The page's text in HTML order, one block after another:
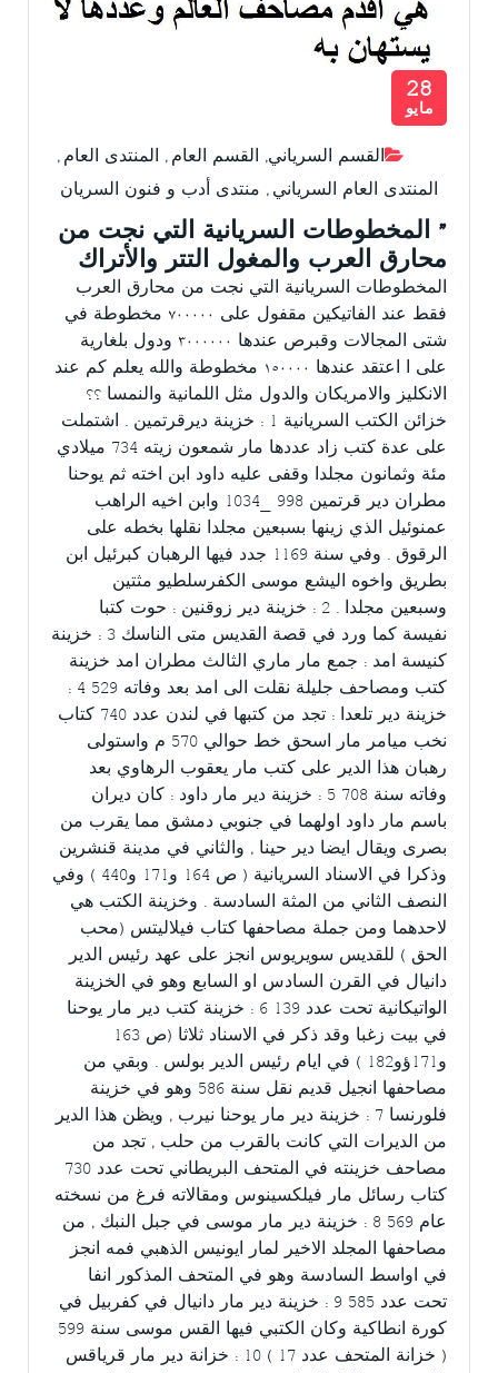
القسم السرياني, القسم العام , المنتدى العام ,
المنتدى العام السرياني , منتدى أدب و فنون السريان
28
مايو
” المخطوطات السريانية التي نجت من
محارق العرب والمغول التتر والأتراك
المخطوطات السريانية التي نجت من محارق العرب
فقط عند الفاتيكين مقفول على ٧٠٠٠٠٠ مخطوطة في
شتى المجالات وقبرص عندها ٣٠٠٠٠٠٠ ودول بلغارية
على ا اعتقد عندها ١٥٠٠٠٠ مخطوطة والله يعلم كم عند
الانكليز والامريكان والدول مثل اللمانية والنمسا ؟؟
خزائن الكتب السريانية 1 : خزينة ديرقرتمين . اشتملت
على عدة كتب زاد عددها مار شمعون زيته 734 ميلادي
مئة وثمانون مجلدا وقفى عليه داود ابن اخته ثم يوحنا
مطران دير قرتمين 998 _1034 وابن اخيه الراهب
عمنوئيل الذي زينها بسبعين مجلدا نقلها بخطه على
الرقوق . وفي سنة 1169 جدد فيها الرهبان كبرئيل ابن
بطريق واخوه اليشع موسى الكفرسلطيو مثتين
وسبعين مجلدا . 2 : خزينة دير زوقنين : حوت كتبا
نفيسة كما ورد في قصة القديس متى الناسك 3 : خزينة
كنيسة امد : جمع مار ماري الثالث مطران امد خزينة
كتب ومصاحف جليلة نقلت الى امد بعد وفاته 529 4 :
خزينة دير تلعدا : تجد من كتبها في لندن عدد 740 كتاب
نخب ميامر مار اسحق خط حوالي 570 م واستولى
رهبان هذا الدير على كتب مار يعقوب الرهاوي بعد
وفاته سنة 708 5 : خزينة دير مار داود : كان ديران
باسم مار داود اولهما في جنوبي دمشق مما يقرب من
بصرى ويقال ايضا دير حينا , والثاني في مدينة قنشرين
وذكرا في الاسناد السريانية ( ص 164 و171 و440 ) وفي
النصف الثاني من المثة السادسة . وخزينة الكتب هي
لاحدهما ومن جملة مصاحفها كتاب فيلاليتس (محب
الحق ) للقديس سويريوس انجز على عهد رئيس الدير
دانيال في القرن السادس او السابع وهو في الخزينة
الواتيكانية تحت عدد 139 6 : خزينة كتب دير مار يوحنا
في بيت زغبا وقد ذكر في الاسناد ثلاثا (ص 163
و171ؤو182 ) في ايام رئيس الدير بولس . وبقي من
مصاحفها انجيل قديم نقل سنة 586 وهو في خزينة
فلورنسا 7 : خزينة دير مار يوحنا نيرب , ويظن هذا الدير
من الديرات التي كانت بالقرب من حلب , تجد من
مصاحف خزينته في المتحف البريطاني تحت عدد 730
كتاب رسائل مار فيلكسينوس ومقالاته فرغ من نسخته
عام 569 8 : خزينة دير مار موسى في جبل النبك , من
مصاحفها المجلد الاخير لمار ايونيس الذهبي فمه انجز
في اواسط السادسة وهو في المتحف المذكور انفا
تحت عدد 585 9 : خزينة دير مار دانيال في كفربيل في
كورة انطاكية وكان الكتبي فيها القس موسى سنة 599
( خزانة المتحف عدد 17 ) 10 : خزانة دير مار قرياقس